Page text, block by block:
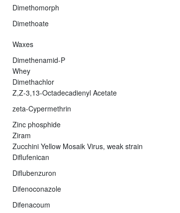
Dimethomorph
Dimethoate
Waxes
Dimethenamid-P
Whey
Dimethachlor
Z,Z-3,13-Octadecadienyl Acetate
zeta-Cypermethrin
Zinc phosphide
Ziram
Zucchini Yellow Mosaik Virus, weak strain
Diflufenican
Diflubenzuron
Difenoconazole
Difenacoum